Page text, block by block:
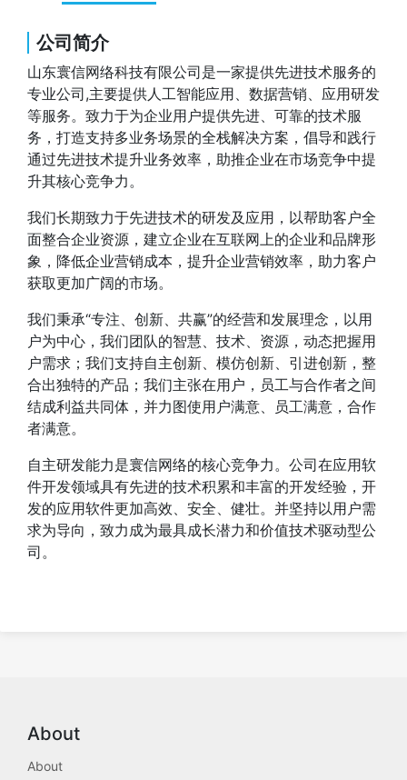
公司简介
山东寰信网络科技有限公司是一家提供先进技术服务的
专业公司,主要提供人工智能应用、数据营销、应用研发
等服务。致力于为企业用户提供先进、可靠的技术服
务，打造支持多业务场景的全栈解决方案，倡导和践行
通过先进技术提升业务效率，助推企业在市场竞争中提
升其核心竞争力。
我们长期致力于先进技术的研发及应用，以帮助客户全
面整合企业资源，建立企业在互联网上的企业和品牌形
象，降低企业营销成本，提升企业营销效率，助力客户
获取更加广阔的市场。
我们秉承“专注、创新、共赢”的经营和发展理念，以用
户为中心，我们团队的智慧、技术、资源，动态把握用
户需求；我们支持自主创新、模仿创新、引进创新，整
合出独特的产品；我们主张在用户，员工与合作者之间
结成利益共同体，并力图使用户满意、员工满意，合作
者满意。
自主研发能力是寰信网络的核心竞争力。公司在应用软
件开发领域具有先进的技术积累和丰富的开发经验，开
发的应用软件更加高效、安全、健壮。并坚持以用户需
求为导向，致力成为最具成长潜力和价值技术驱动型公
司。
About
About